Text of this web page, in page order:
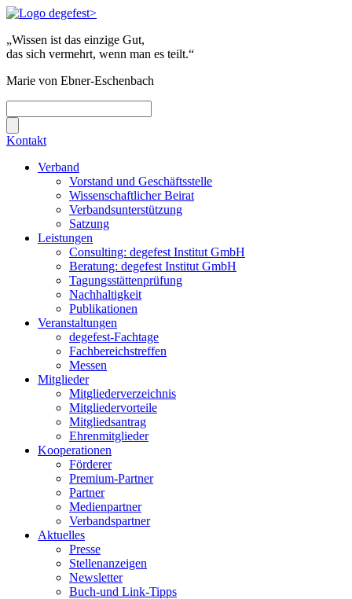
„Wissen ist das einzige Gut,
das sich vermehrt, wenn man es teilt.“
Marie von Ebner-Eschenbach
Kontakt
Verband
Vorstand und Geschäftsstelle
Wissenschaftlicher Beirat
Verbandsunterstützung
Satzung
Leistungen
Consulting: degefest Institut GmbH
Beratung: degefest Institut GmbH
Tagungsstättenprüfung
Nachhaltigkeit
Publikationen
Veranstaltungen
degefest-Fachtage
Fachbereichstreffen
Messen
Mitglieder
Mitgliederverzeichnis
Mitgliedervorteile
Mitgliedsantrag
Ehrenmitglieder
Kooperationen
Förderer
Premium-Partner
Partner
Medienpartner
Verbandspartner
Aktuelles
Presse
Stellenanzeigen
Newsletter
Buch-und Link-Tipps